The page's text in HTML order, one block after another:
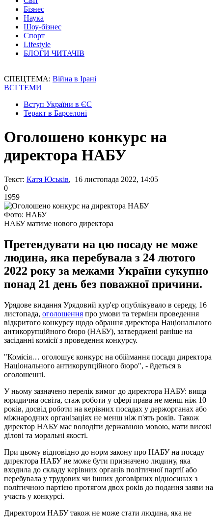
Бізнес
Наука
Шоу-бізнес
Спорт
Lifestyle
БЛОГИ ЧИТАЧІВ
СПЕЦТЕМА: Війна в Ірані
ВСІ ТЕМИ
Вступ України в ЄС
Теракт в Барселоні
Оголошено конкурс на
директора НАБУ
Текст: Катя Юськів, 16 листопада 2022, 14:05
0
1959
Фото: НАБУ
НАБУ матиме нового директора
Претендувати на цю посаду не може
людина, яка перебувала з 24 лютого
2022 року за межами України сукупно
понад 21 день без поважної причини.
Урядове видання Урядовий кур'єр опублікувало в середу, 16
листопада, оголошення про умови та терміни проведення
відкритого конкурсу щодо обрання директора Національного
антикорупційного бюро (НАБУ), затверджені раніше на
засіданні комісії з проведення конкурсу.
"Комісія… оголошує конкурс на обіймання посади директора
Національного антикорупційного бюро", - йдеться в
оголошенні.
У ньому зазначено перелік вимог до директора НАБУ: вища
юридична освіта, стаж роботи у сфері права не менш ніж 10
років, досвід роботи на керівних посадах у держорганах або
міжнародних організаціях не менш ніж п'ять років. Також
директор НАБУ має володіти державною мовою, мати високі
ділові та моральні якості.
При цьому відповідно до норм закону про НАБУ на посаду
директора НАБУ не може бути призначено людину, яка
входила до складу керівних органів політичної партії або
перебувала у трудових чи інших договірних відносинах з
політичною партією протягом двох років до подання заяви на
участь у конкурсі.
Директором НАБУ також не може стати людина, яка не